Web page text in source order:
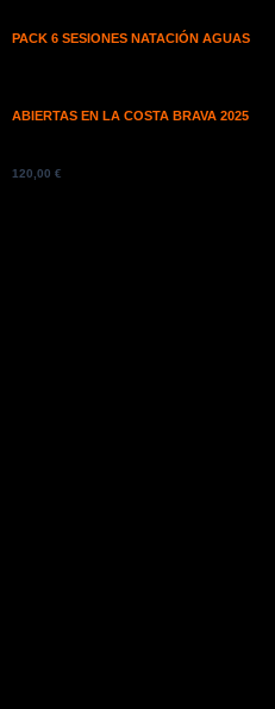
PACK 6 SESIONES NATACIÓN AGUAS
ABIERTAS EN LA COSTA BRAVA 2025
120,00 €